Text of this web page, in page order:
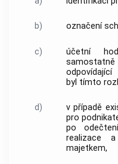
b) označení
c)
účetní
byl tímto
d)
v případě
pro
po
realizace
majetkem,